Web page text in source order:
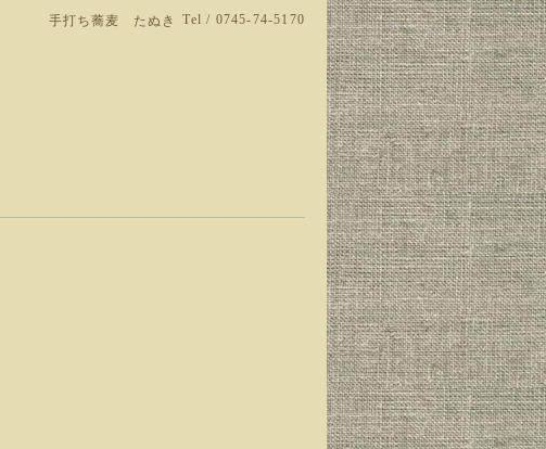
手打ち蕎麦 たぬき Tel / 0745-74-5170